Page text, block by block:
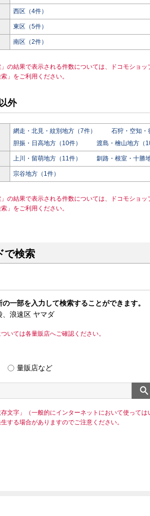
西区（4件）
東区（5件）
南区（2件）
」の結果で表示される件数については、ドコモショ
」をご利用ください。
外
網走・北見・紋別地方（7件）
石狩・空知・
胆振・日高地方（10件）
渡島・檜山地方（
上川・留萌地方（11件） 釧路・根室・十勝
宗谷地方（1件）
」の結果で表示される件数については、ドコモショ
」をご利用ください。
で検索
一部を入力して検索することができます。
浪速区 ヤマダ
いては各量販店へご確認ください。
量販店など
文字」（一般的にインターネットにおいて使って
する場合がありますのでご注意ください。